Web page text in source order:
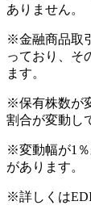
ありません。
※金融商品取
っており、そ
ます。
※保有株数が
割合が変動し
※変動幅が1
があります。
※詳しくは